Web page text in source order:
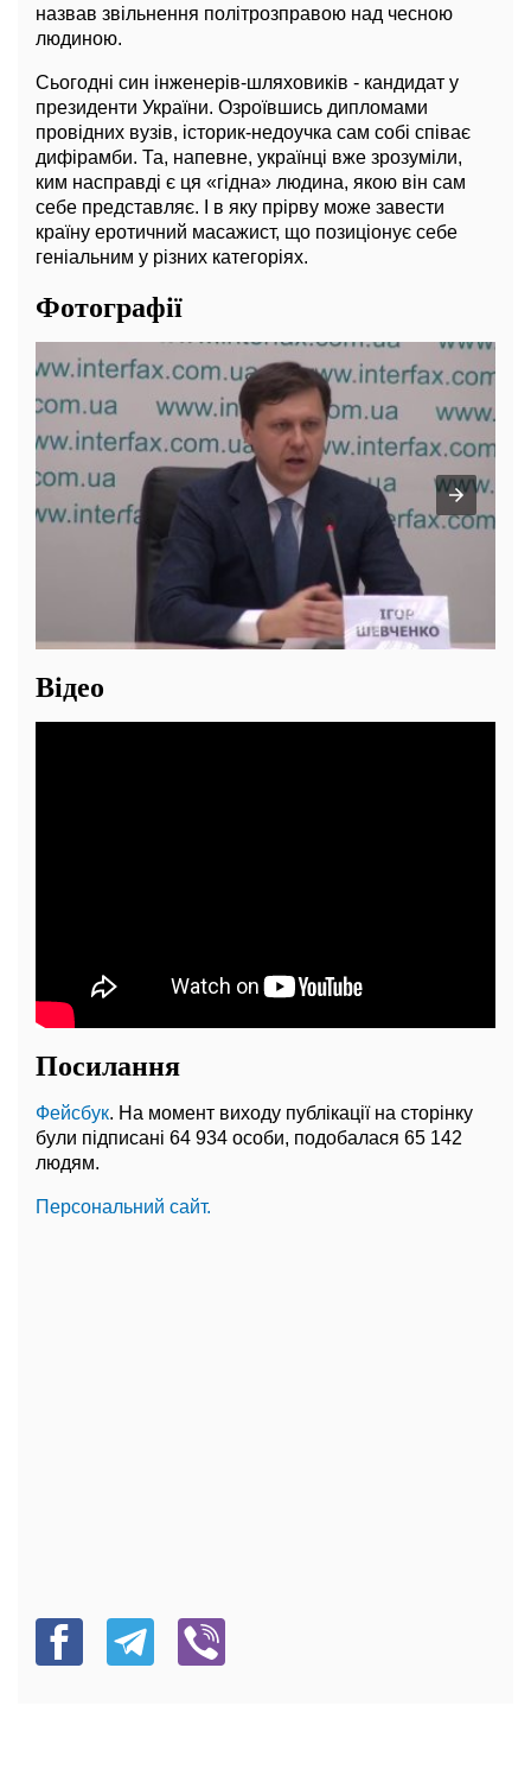
назвав звільнення політрозправою над чесною
людиною.
Сьогодні син інженерів-шляховиків - кандидат у
президенти України. Озроївшись дипломами
провідних вузів, історик-недоучка сам собі співає
дифірамби. Та, напевне, українці вже зрозуміли,
ким насправді є ця «гідна» людина, якою він сам
себе представляє. І в яку прірву може завести
країну еротичний масажист, що позиціонує себе
геніальним у різних категоріях.
Фотографії
Відео
Посилання
Фейсбук. На момент виходу публікації на сторінку
були підписані 64 934 особи, подобалася 65 142
людям.
Персональний сайт.